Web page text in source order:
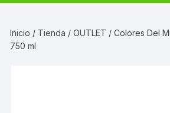
Inicio / Tienda /OUTLET / Colores Del
750 ml